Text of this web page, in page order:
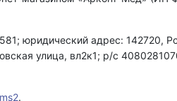
юридический адрес: 142720,
улица, вл2к1; р/с
.